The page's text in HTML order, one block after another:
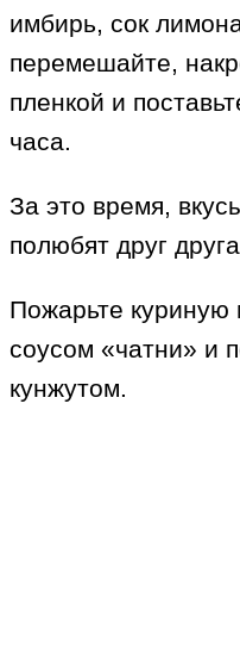
имбирь, сок
перемешайте,
пленкой и
часа.
За это время,
полюбят друг
Пожарьте куриную
соусом «чатни» и
кунжутом.